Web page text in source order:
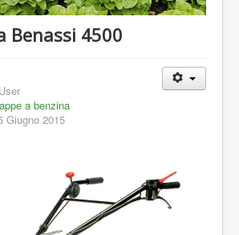
Benassi 4500
a benzina
Giugno 2015